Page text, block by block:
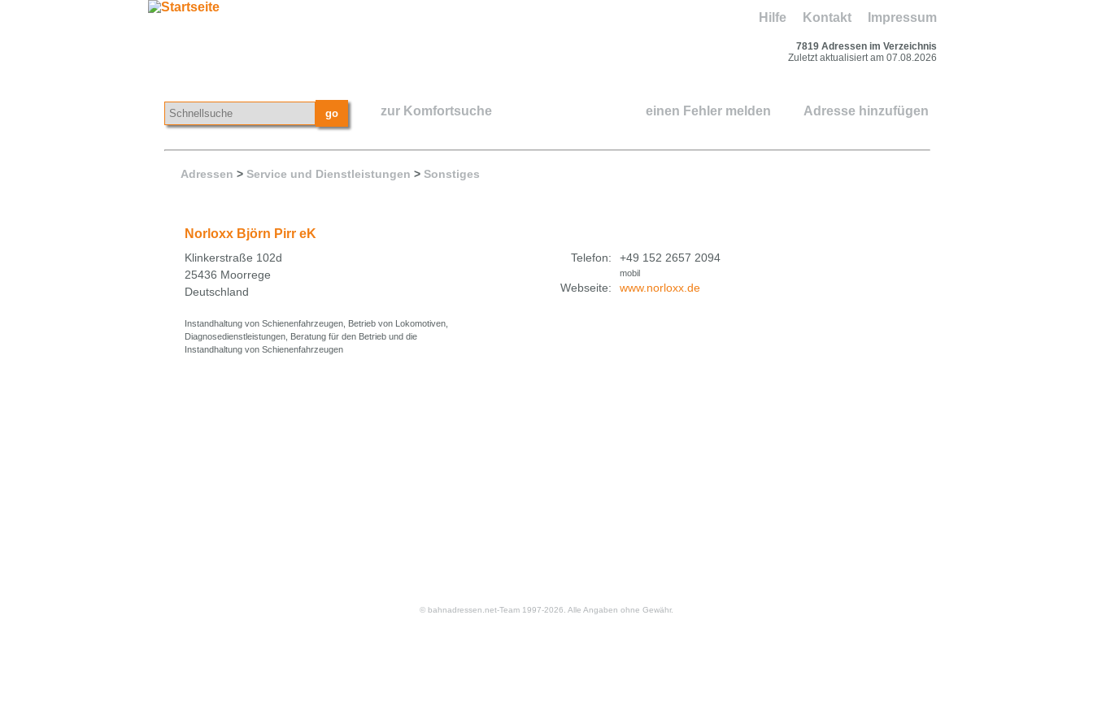
Impressum
Kontakt
Hilfe
7819 Adressen im Verzeichnis
Zuletzt aktualisiert am 07.08.2026
einen Fehler melden Adresse hinzufügen
zur Komfortsuche
Adressen > Service und Dienstleistungen > Sonstiges
Norloxx Björn Pirr eK
Klinkerstraße 102d
25436 Moorrege
Deutschland
Instandhaltung von Schienenfahrzeugen, Betrieb von Lokomotiven,
Diagnosedienstleistungen, Beratung für den Betrieb und die
Instandhaltung von Schienenfahrzeugen
Telefon:
Webseite:
+49 152 2657 2094
mobil
www.norloxx.de
© bahnadressen.net-Team 1997-2026. Alle Angaben ohne Gewähr.